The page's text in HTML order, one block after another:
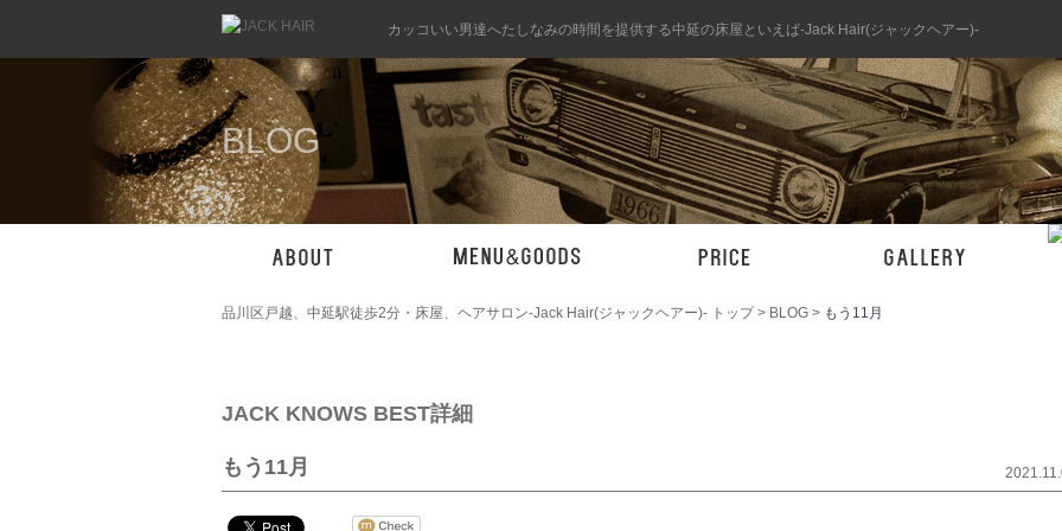
カッコいい男達へたしなみの時間を提供する中延の床屋といえば-Jack Hair(ジャックヘアー)-
BLOG
品川区戸越、中延駅徒歩2分・床屋、ヘアサロン-Jack Hair(ジャックヘアー)- トップ > BLOG > もう11月
JACK KNOWS BEST詳細
もう11月